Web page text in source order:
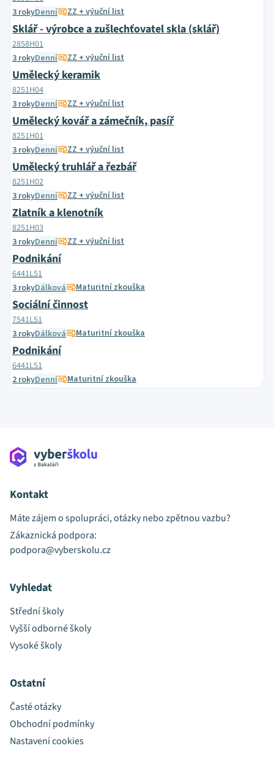
3 rokyDenní ZZ + výuční list
Sklář - výrobce a zušlechťovatel skla (sklář)
2858H01
3 rokyDenní ZZ + výuční list
Umělecký keramik
8251H04
3 rokyDenní ZZ + výuční list
Umělecký kovář a zámečník, pasíř
8251H01
3 rokyDenní ZZ + výuční list
Umělecký truhlář a řezbář
8251H02
3 rokyDenní ZZ + výuční list
Zlatník a klenotník
8251H03
3 rokyDenní ZZ + výuční list
Podnikání
6441L51
3 rokyDálková Maturitní zkouška
Sociální činnost
7541L51
3 rokyDálková Maturitní zkouška
Podnikání
6441L51
2 rokyDenní Maturitní zkouška
Kontakt
Máte zájem o spolupráci, otázky nebo zpětnou vazbu?
Zákaznická podpora:
podpora@vyberskolu.cz
Vyhledat
Střední školy
Vyšší odborné školy
Vysoké školy
Ostatní
Časté otázky
Obchodní podmínky
Nastavení cookies